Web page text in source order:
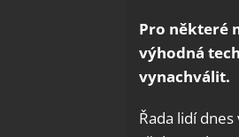
Pro některé
výhodná
vynachválit.
Řada lidí